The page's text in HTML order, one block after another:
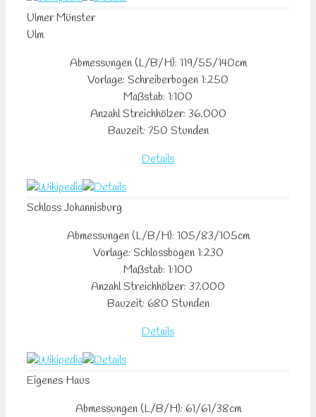
Ulmer Münster
Ulm
Abmessungen (L/B/H): 119/55/140cm
Vorlage: Schreiberbogen 1:250
Maßstab: 1:100
Anzahl Streichhölzer: 36.000
Bauzeit: 750 Stunden
Details
Schloss Johannisburg
Abmessungen (L/B/H): 105/83/105cm
Vorlage: Schlossbogen 1:230
Maßstab: 1:100
Anzahl Streichhölzer: 37.000
Bauzeit: 680 Stunden
Details
Eigenes Haus
Abmessungen (L/B/H): 61/61/38cm